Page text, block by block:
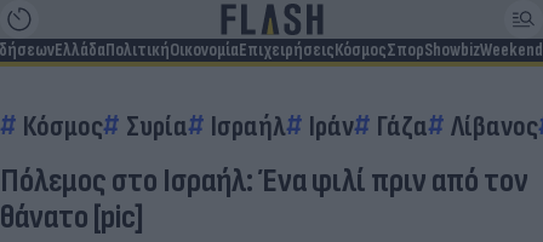
ΕλλάδαΠολιτικήΟικονομίαΕπιχειρήσειςΚόσμοςΣπορShowbizWeekend
Κόσμος Συρία Ισραήλ Ιράν Γάζα Λίβανος
Πόλεμος στο Ισραήλ: Ένα φιλί πριν από τον
θάνατο [pic]